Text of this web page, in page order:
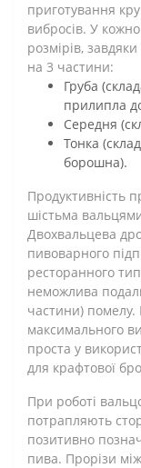
приготування
вибросів. У
розмірів,
на 3 частини:
Груба
прилипла
Середня
Тонка
борошна).
Продуктивність
шістьма
Двохвальцева
пивоварного
ресторанного
неможлива
частини) помелу.
максимального
проста у
для крафтової
При роботі
потрапляють
позитивно
пива. Прорізи